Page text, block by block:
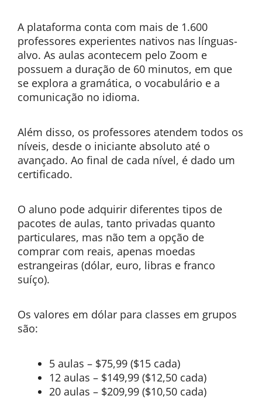
A plataforma conta com mais de 1.600
professores experientes nativos nas línguas-
alvo. As aulas acontecem pelo Zoom e
possuem a duração de 60 minutos, em que
se explora a gramática, o vocabulário e a
comunicação no idioma.
Além disso, os professores atendem todos os
níveis, desde o iniciante absoluto até o
avançado. Ao final de cada nível, é dado um
certificado.
O aluno pode adquirir diferentes tipos de
pacotes de aulas, tanto privadas quanto
particulares, mas não tem a opção de
comprar com reais, apenas moedas
estrangeiras (dólar, euro, libras e franco
suíço).
Os valores em dólar para classes em grupos
são:
5 aulas – $75,99 ($15 cada)
12 aulas – $149,99 ($12,50 cada)
20 aulas – $209,99 ($10,50 cada)